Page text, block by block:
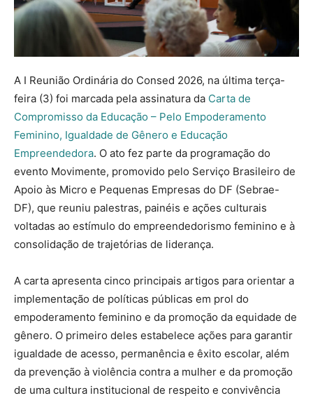
A I Reunião Ordinária do Consed 2026, na última terça-
feira (3) foi marcada pela assinatura da Carta de
Compromisso da Educação – Pelo Empoderamento
Feminino, Igualdade de Gênero e Educação
Empreendedora. O ato fez parte da programação do
evento Movimente, promovido pelo Serviço Brasileiro de
Apoio às Micro e Pequenas Empresas do DF (Sebrae-
DF), que reuniu palestras, painéis e ações culturais
voltadas ao estímulo do empreendedorismo feminino e à
consolidação de trajetórias de liderança.
A carta apresenta cinco principais artigos para orientar a
implementação de políticas públicas em prol do
empoderamento feminino e da promoção da equidade de
gênero. O primeiro deles estabelece ações para garantir
igualdade de acesso, permanência e êxito escolar, além
da prevenção à violência contra a mulher e da promoção
de uma cultura institucional de respeito e convivência